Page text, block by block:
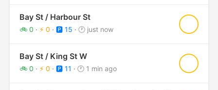
Bay St / Harbour St
🚲 0 · ⚡ 0 · 🅿️ 15 · 🕐 just now
Bay St / King St W
🚲 0 · ⚡ 0 · 🅿️ 11 · 🕐 1 min ago